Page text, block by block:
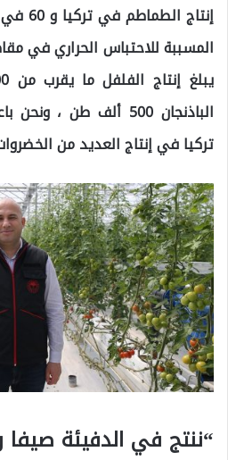
المسببة للاحتباس الحراري في
الباذنجان 500 ألف طن ،
تركيا في إنتاج العديد من
“ننتج في الدفيئة